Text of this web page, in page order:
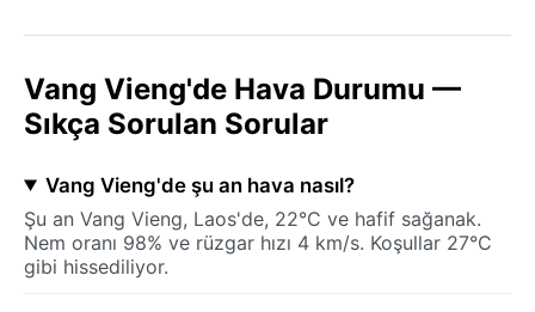
Vang Vieng'de Hava Durumu —
Sıkça Sorulan Sorular
Vang Vieng'de şu an hava nasıl?
Şu an Vang Vieng, Laos'de, 22°C ve hafif sağanak.
Nem oranı 98% ve rüzgar hızı 4 km/s. Koşullar 27°C
gibi hissediliyor.